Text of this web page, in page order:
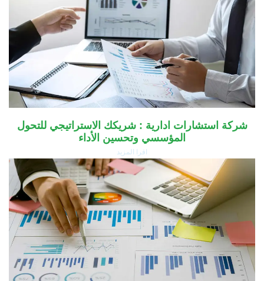
شركة استشارات ادارية : شريكك الاستراتيجي للتحول
المؤسسي وتحسين الأداء
اقرا المزيد